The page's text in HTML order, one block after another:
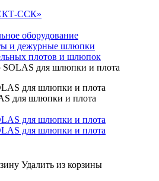
ССК»
оборудование
и дежурные шлюпки
плотов и шлюпок
для шлюпки и плота
для шлюпки и плота
Удалить из корзины